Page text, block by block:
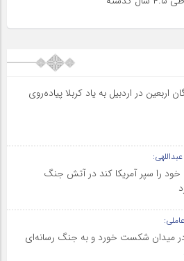
اربعین در اردبیل به یاد کربلا پیاده‌روی
را سپر آمریکا کند در آتش جنگ
در میدان شکست خورد و به جنگ رسانه‌ای